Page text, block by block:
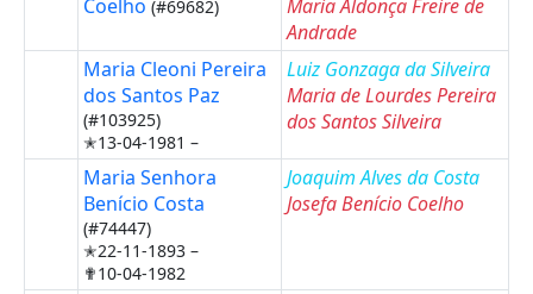
Coelho (#69682)
Maria Aldonça Freire de
Andrade
Maria Cleoni Pereira
dos Santos Paz
(#103925)
✭13-04-1981 –
Luiz Gonzaga da Silveira
Maria de Lourdes Pereira
dos Santos Silveira
Maria Senhora
Benício Costa
(#74447)
✭22-11-1893 –
✟10-04-1982
Joaquim Alves da Costa
Josefa Benício Coelho